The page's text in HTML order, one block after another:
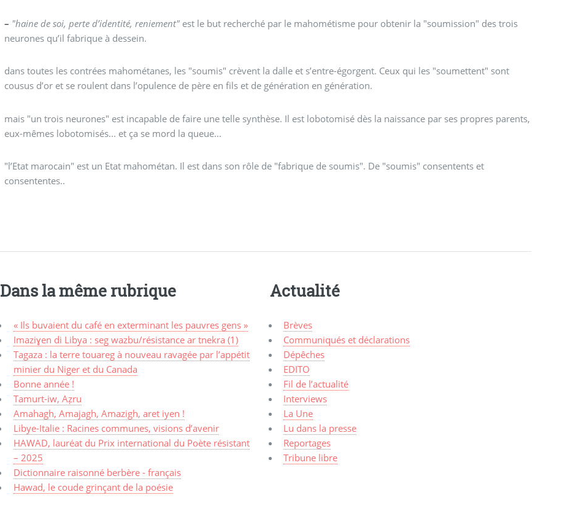
– "haine de soi, perte d’identité, reniement" est le but recherché par le mahométisme pour obtenir la "soumission" des trois
neurones qu’il fabrique à dessein.
dans toutes les contrées mahométanes, les "soumis" crèvent la dalle et s’entre-égorgent. Ceux qui les "soumettent" sont
cousus d’or et se roulent dans l’opulence de père en fils et de génération en génération.
mais "un trois neurones" est incapable de faire une telle synthèse. Il est lobotomisé dès la naissance par ses propres parents,
eux-mêmes lobotomisés... et ça se mord la queue...
"l’Etat marocain" est un Etat mahométan. Il est dans son rôle de "fabrique de soumis". De "soumis" consentents et
consententes..
Dans la même rubrique
« Ils buvaient du café en exterminant les pauvres gens »
Imaziɣen di Libya : seg wazbu/résistance ar tnekra (1)
Tagaza : la terre touareg à nouveau ravagée par l’appétit
minier du Niger et du Canada
Bonne année !
Tamurt-iw, Aẓru
Amahagh, Amajagh, Amazigh, aret iyen !
Libye-Italie : Racines communes, visions d’avenir
HAWAD, lauréat du Prix international du Poète résistant
– 2025
Dictionnaire raisonné berbère - français
Hawad, le coude grinçant de la poésie
Actualité
Brèves
Communiqués et déclarations
Dépêches
EDITO
Fil de l’actualité
Interviews
La Une
Lu dans la presse
Reportages
Tribune libre